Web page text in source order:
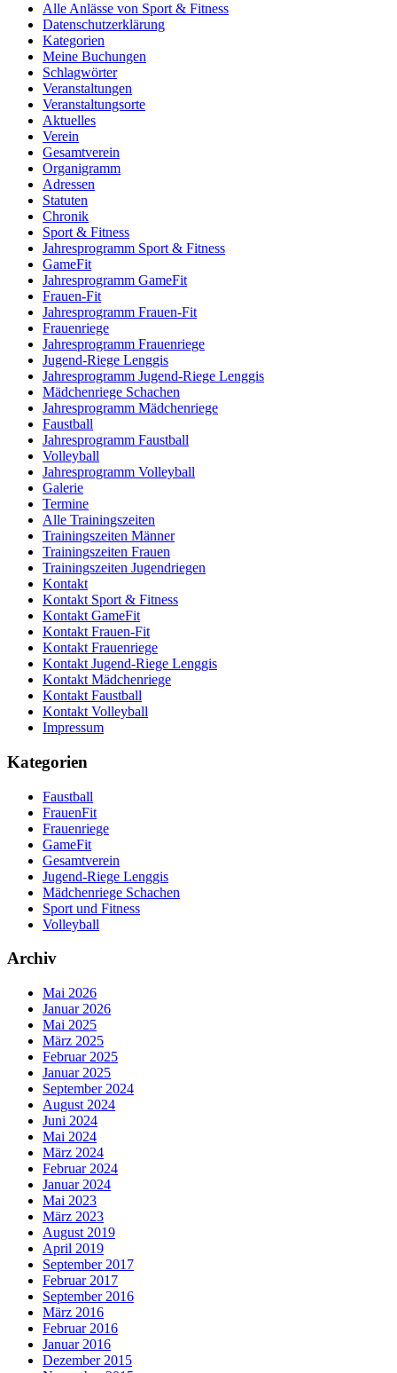
Alle Anlässe von Sport & Fitness
Datenschutzerklärung
Kategorien
Meine Buchungen
Schlagwörter
Veranstaltungen
Veranstaltungsorte
Aktuelles
Verein
Gesamtverein
Organigramm
Adressen
Statuten
Chronik
Sport & Fitness
Jahresprogramm Sport & Fitness
GameFit
Jahresprogramm GameFit
Frauen-Fit
Jahresprogramm Frauen-Fit
Frauenriege
Jahresprogramm Frauenriege
Jugend-Riege Lenggis
Jahresprogramm Jugend-Riege Lenggis
Mädchenriege Schachen
Jahresprogramm Mädchenriege
Faustball
Jahresprogramm Faustball
Volleyball
Jahresprogramm Volleyball
Galerie
Termine
Alle Trainingszeiten
Trainingszeiten Männer
Trainingszeiten Frauen
Trainingszeiten Jugendriegen
Kontakt
Kontakt Sport & Fitness
Kontakt GameFit
Kontakt Frauen-Fit
Kontakt Frauenriege
Kontakt Jugend-Riege Lenggis
Kontakt Mädchenriege
Kontakt Faustball
Kontakt Volleyball
Impressum
Kategorien
Faustball
FrauenFit
Frauenriege
GameFit
Gesamtverein
Jugend-Riege Lenggis
Mädchenriege Schachen
Sport und Fitness
Volleyball
Archiv
Mai 2026
Januar 2026
Mai 2025
März 2025
Februar 2025
Januar 2025
September 2024
August 2024
Juni 2024
Mai 2024
März 2024
Februar 2024
Januar 2024
Mai 2023
März 2023
August 2019
April 2019
September 2017
Februar 2017
September 2016
März 2016
Februar 2016
Januar 2016
Dezember 2015